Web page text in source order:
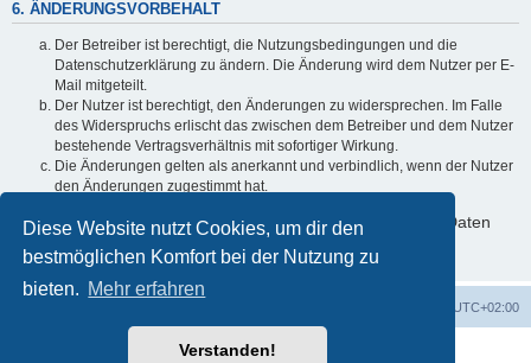
Diese Website nutzt Cookies, um dir den
bestmöglichen Komfort bei der Nutzung zu
bieten. Mehr erfahren
Verstanden!
6. ÄNDERUNGSVORBEHALT
Der Betreiber ist berechtigt, die Nutzungsbedingungen und die
Datenschutzerklärung zu ändern. Die Änderung wird dem Nutzer per E-
Mail mitgeteilt.
Der Nutzer ist berechtigt, den Änderungen zu widersprechen. Im Falle
des Widerspruchs erlischt das zwischen dem Betreiber und dem Nutzer
bestehende Vertragsverhältnis mit sofortiger Wirkung.
Die Änderungen gelten als anerkannt und verbindlich, wenn der Nutzer
den Änderungen zugestimmt hat.
Informationen über den Umgang mit deinen persönlichen Daten
sind in der Datenschutzerklärung enthalten.
UTC+02:00
Powered byphpBB® Forum Software © phpBB Limited